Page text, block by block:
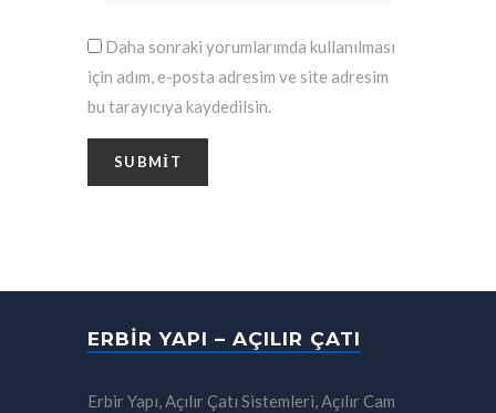
Daha sonraki yorumlarımda kullanılması
için adım, e-posta adresim ve site adresim
bu tarayıcıya kaydedilsin.
ERBIR YAPI – AÇILIR ÇATI
Erbir Yapı, Açılır Çatı Sistemleri, Açılır Cam